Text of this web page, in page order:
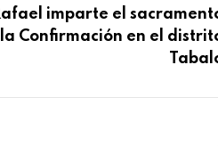
imparte el
la Confirmación en el